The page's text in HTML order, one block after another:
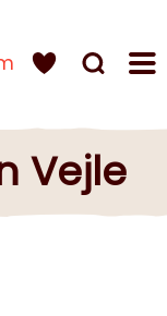
Vejle